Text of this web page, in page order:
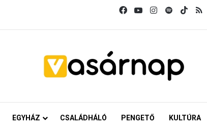
FacebookYouTubeInstagram
SpotifyTikTok
EGYHÁZ CSALÁDHÁLÓ PENGETŐ KULTÚRA